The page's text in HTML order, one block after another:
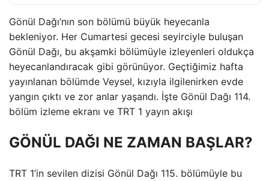
Gönül Dağı’nın son bölümü büyük heyecanla
bekleniyor. Her Cumartesi gecesi seyirciyle buluşan
Gönül Dağı, bu akşamki bölümüyle izleyenleri oldukça
heyecanlandıracak gibi görünüyor. Geçtiğimiz hafta
yayınlanan bölümde Veysel, kızıyla ilgilenirken evde
yangın çıktı ve zor anlar yaşandı. İşte Gönül Dağı 114.
bölüm izleme ekranı ve TRT 1 yayın akışı
GÖNÜL DAĞI NE ZAMAN BAŞLAR?
TRT 1’in sevilen dizisi Gönül Dağı 115. bölümüyle bu